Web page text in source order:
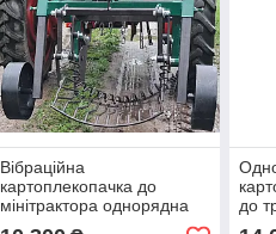
Вібраційна
картоплекопачка до
мінітрактора однорядна
КТН-1ВН (посилена)
до